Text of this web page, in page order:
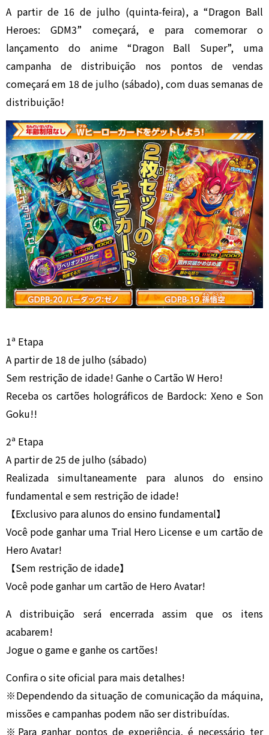
A partir de 16 de julho (quinta-feira), a “Dragon Ball
Heroes: GDM3” começará, e para comemorar o
lançamento do anime “Dragon Ball Super”, uma
campanha de distribuição nos pontos de vendas
começará em 18 de julho (sábado), com duas semanas de
distribuição!
1ª Etapa
A partir de 18 de julho (sábado)
Sem restrição de idade! Ganhe o Cartão W Hero!
Receba os cartões holográficos de Bardock: Xeno e Son
Goku!!
2ª Etapa
A partir de 25 de julho (sábado)
Realizada simultaneamente para alunos do ensino
fundamental e sem restrição de idade!
【Exclusivo para alunos do ensino fundamental】
Você pode ganhar uma Trial Hero License e um cartão de
Hero Avatar!
【Sem restrição de idade】
Você pode ganhar um cartão de Hero Avatar!
A distribuição será encerrada assim que os itens
acabarem!
Jogue o game e ganhe os cartões!
Confira o site oficial para mais detalhes!
※Dependendo da situação de comunicação da máquina,
missões e campanhas podem não ser distribuídas.
※Para ganhar pontos de experiência, é necessário ter